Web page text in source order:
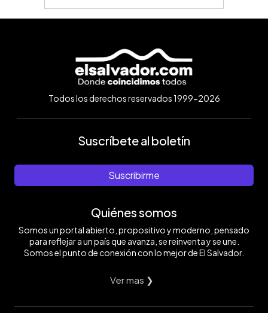
Todos los derechos reservados 1999-2026
Suscríbete al boletín
Suscribirme
Quiénes somos
Somos un portal abierto, propositivo y moderno, pensado
para reflejar a un país que avanza, se reinventa y se une.
Somos el punto de conexión con lo mejor de El Salvador.
Ver mas ❯